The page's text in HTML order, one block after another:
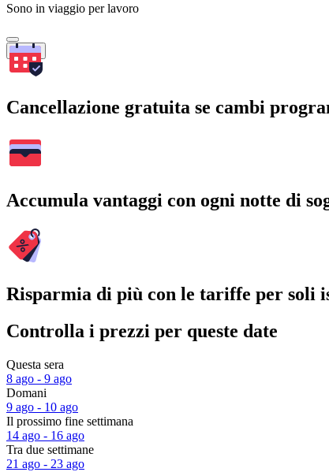
Sono in viaggio per lavoro
Cerca
Cancellazione gratuita se cambi
Accumula vantaggi con ogni notte di
Risparmia di più con le tariffe per soli
Controlla i prezzi per queste date
Questa sera
8 ago - 9 ago
Domani
9 ago - 10 ago
Il prossimo fine settimana
14 ago - 16 ago
Tra due settimane
21 ago - 23 ago